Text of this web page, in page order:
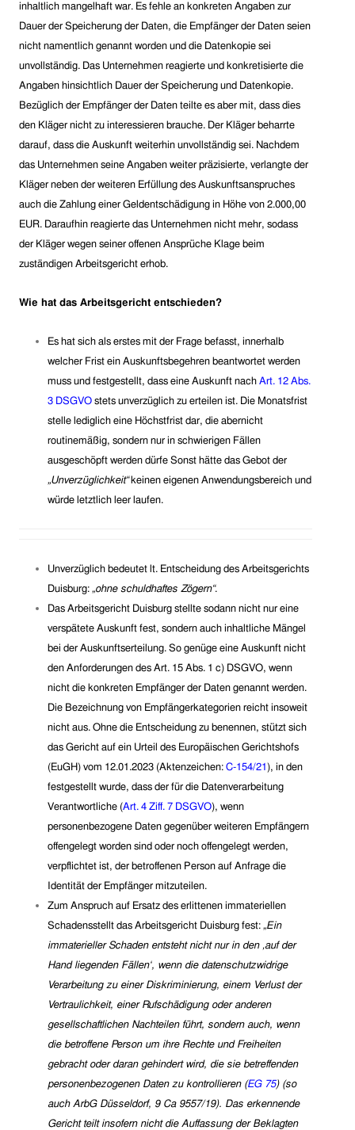
inhaltlich mangelhaft war. Es fehle an konkreten Angaben zur
Dauer der Speicherung der Daten, die Empfänger der Daten seien
nicht namentlich genannt worden und die Datenkopie sei
unvollständig. Das Unternehmen reagierte und konkretisierte die
Angaben hinsichtlich Dauer der Speicherung und Datenkopie.
Bezüglich der Empfänger der Daten teilte es aber mit, dass dies
den Kläger nicht zu interessieren brauche. Der Kläger beharrte
darauf, dass die Auskunft weiterhin unvollständig sei. Nachdem
das Unternehmen seine Angaben weiter präzisierte, verlangte der
Kläger neben der weiteren Erfüllung des Auskunftsanspruches
auch die Zahlung einer Geldentschädigung in Höhe von 2.000,00
EUR. Daraufhin reagierte das Unternehmen nicht mehr, sodass
der Kläger wegen seiner offenen Ansprüche Klage beim
zuständigen Arbeitsgericht erhob.
Wie hat das Arbeitsgericht entschieden?
Es hat sich als erstes mit der Frage befasst, innerhalb
welcher Frist ein Auskunftsbegehren beantwortet werden
muss und festgestellt, dass eine Auskunft nach Art. 12 Abs.
3 DSGVO stets unverzüglich zu erteilen ist. Die Monatsfrist
stell e lediglich eine Höchstfrist dar, die abernicht
routinemäßig, sondern nur in schwierigen Fällen
ausgeschöpft werden dürfe Sonst hätte das Gebot der
„Unverzüglichkeit“keinen eigenen Anwendungsbereich und
würde letztlich leer laufen.
Unverzüglich bedeutet lt. Entscheidung des Arbeitsgerichts
Duisburg: „ohne schuldhaftes Zögern“.
Das Arbeitsgericht Duisburg stellte sodann nicht nur eine
verspätete Auskunft fest, sondern auch inhaltliche Mängel
bei der Auskunftserteilung. So genüge eine Auskunft nicht
den Anforderungen des Art. 15 Abs. 1 c) DSGVO, wenn
nicht die konkreten Empfänger der Daten genannt werden.
Die Bezeichnung von Empfängerkategorien reicht insoweit
nicht aus. Ohne die Entscheidung zu benennen, stützt sich
das Gericht auf ein Urteil des Europäischen Gerichtshofs
(EuGH) vom 12.01.2023 (Aktenzeichen: C-154/21 ), in den
festgestellt wurde, dass der für die Datenverarbeitung
Verantwortliche (Art. 4 Ziff. 7 DSGVO), wenn
personenbezogene Daten gegenüber weiteren Empfängern
offengelegt worden sind oder noch offengelegt werden,
verpflichtet ist, der betroffenen Person auf Anfrage die
Identität der Empfänger mitzuteilen.
Zum Anspruch auf Ersatz des erlittenen immateriellen
Schadensstellt das Arbeitsgericht Duisburg fest: „Ein
immaterieller Schaden entsteht nicht nur in den ‚auf der
Hand liegenden Fällen‘, wenn die datenschutzwidrige
Verarbeitung zu einer Diskriminierung, einem Verlust der
Vertraulichkeit, einer Rufschädigung oder anderen
gesellschaftlichen Nachteilen führt, sondern auch, wenn
die betroffene Person um ihre Rechte und Freiheiten
gebracht oder daran gehindert wird, die sie betreffenden
personenbezogenen Daten zu kontrollieren (EG 75) (so
auch ArbG Düsseldorf, 9 Ca 9557/19). Das erkennende
Gericht teilt insofern nicht die Auffassung der Beklagten